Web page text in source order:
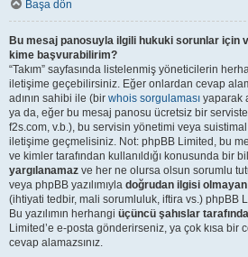
Başa dön
Bu mesaj panosuyla ilgili hukuki sorunlar için
kime başvurabilirim?
“Takım” sayfasında listelenmiş yöneticilerin
iletişime geçebilirsiniz. Eğer onlardan cevap
adının sahibi ile (bir whois sorgulaması yaparak
ya da, eğer bu mesaj panosu ücretsiz bir serviste
f2s.com, v.b.), bu servisin yönetimi veya
iletişime geçmelisiniz. Not: phpBB Limited, bu
ve kimler tarafından kullanıldığı konusunda bir
yargılanamaz ve her ne olursa olsun sorumlu
veya phpBB yazılımıyla doğrudan ilgisi olmayan
(ihtiyati tedbir, mali sorumluluk, iftira vs.) phpBB
Bu yazılımın herhangi üçüncü şahıslar
Limited’e e-posta gönderirseniz, ya çok kısa bir
cevap alamazsınız.